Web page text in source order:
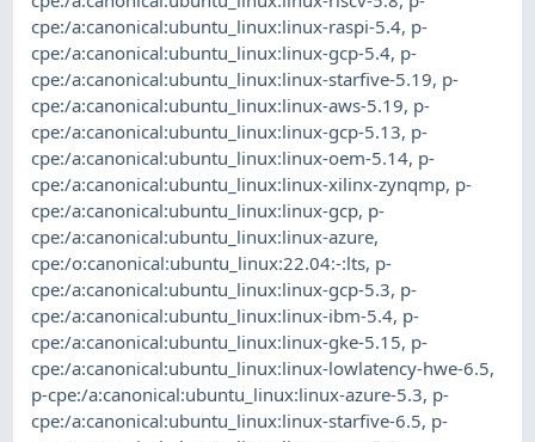
cpe:/a:canonical:ubuntu_linux:linux-raspi-5.4, p-
cpe:/a:canonical:ubuntu_linux:linux-gcp-5.4, p-
cpe:/a:canonical:ubuntu_linux:linux-starfive-5.19, p-
cpe:/a:canonical:ubuntu_linux:linux-aws-5.19, p-
cpe:/a:canonical:ubuntu_linux:linux-gcp-5.13, p-
cpe:/a:canonical:ubuntu_linux:linux-oem-5.14, p-
cpe:/a:canonical:ubuntu_linux:linux-xilinx-zynqmp, p-
cpe:/a:canonical:ubuntu_linux:linux-gcp, p-
cpe:/a:canonical:ubuntu_linux:linux-azure,
cpe:/o:canonical:ubuntu_linux:22.04:-:lts, p-
cpe:/a:canonical:ubuntu_linux:linux-gcp-5.3, p-
cpe:/a:canonical:ubuntu_linux:linux-ibm-5.4, p-
cpe:/a:canonical:ubuntu_linux:linux-gke-5.15, p-
cpe:/a:canonical:ubuntu_linux:linux-lowlatency-hwe-6.5,
p-cpe:/a:canonical:ubuntu_linux:linux-azure-5.3, p-
cpe:/a:canonical:ubuntu_linux:linux-starfive-6.5, p-